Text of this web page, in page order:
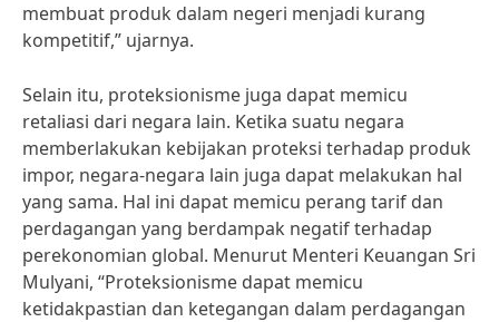
membuat produk dalam negeri menjadi kurang
kompetitif,” ujarnya.
Selain itu, proteksionisme juga dapat memicu
retaliasi dari negara lain. Ketika suatu negara
memberlakukan kebijakan proteksi terhadap produk
impor, negara-negara lain juga dapat melakukan hal
yang sama. Hal ini dapat memicu perang tarif dan
perdagangan yang berdampak negatif terhadap
perekonomian global. Menurut Menteri Keuangan Sri
Mulyani, “Proteksionisme dapat memicu
ketidakpastian dan ketegangan dalam perdagangan